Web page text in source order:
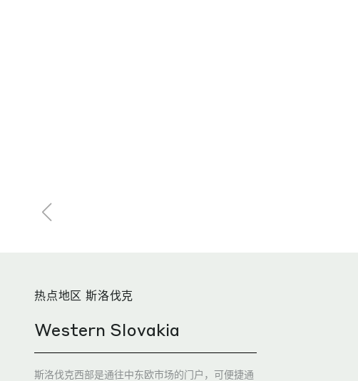
热点地区 斯洛伐克
Western Slovakia
斯洛伐克西部是通往中东欧市场的门户，可便捷通